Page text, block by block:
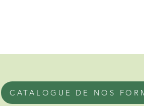
CATALOGUE DE NOS